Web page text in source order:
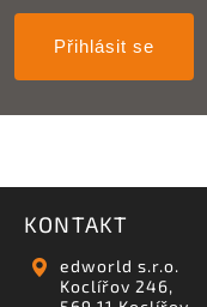
Přihlásit se
KONTAKT
edworld s.r.o.
Koclířov 246,